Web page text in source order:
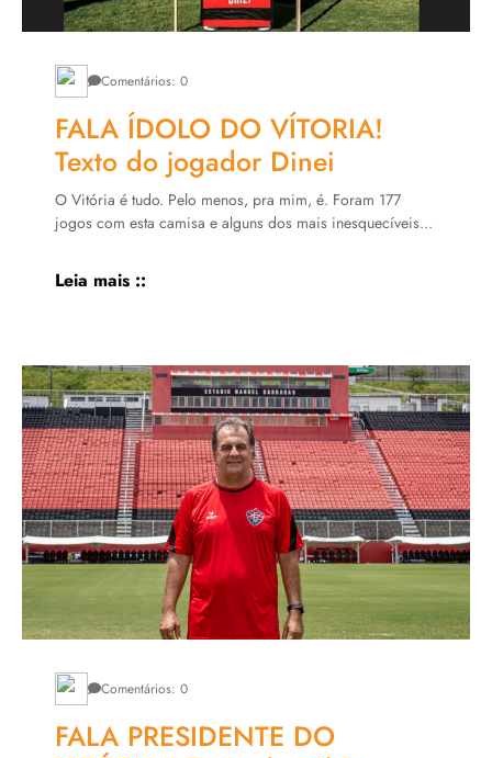
Comentários: 0
FALA ÍDOLO DO VÍTORIA!
Texto do jogador Dinei
O Vitória é tudo. Pelo menos, pra mim, é. Foram 177
jogos com esta camisa e alguns dos mais inesquecíveis...
Leia mais ::
Comentários: 0
FALA PRESIDENTE DO